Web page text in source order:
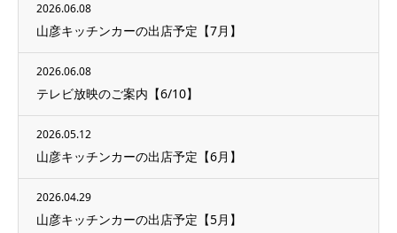
2026.06.08
山彦キッチンカーの出店予定【7月】
2026.06.08
テレビ放映のご案内【6/10】
2026.05.12
山彦キッチンカーの出店予定【6月】
2026.04.29
山彦キッチンカーの出店予定【5月】